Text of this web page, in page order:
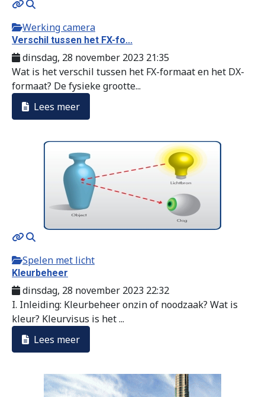
Werking camera
Verschil tussen het FX-fo...
dinsdag, 28 november 2023 21:35
Wat is het verschil tussen het FX-formaat en het DX-
formaat? De fysieke grootte...
Lees meer
Spelen met licht
Kleurbeheer
dinsdag, 28 november 2023 22:32
I. Inleiding: Kleurbeheer onzin of noodzaak? Wat is
kleur? Kleurvisus is het ...
Lees meer